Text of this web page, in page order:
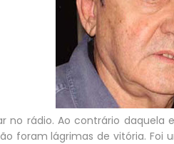
no rádio. Ao contrário
foram lágrimas de vitória.